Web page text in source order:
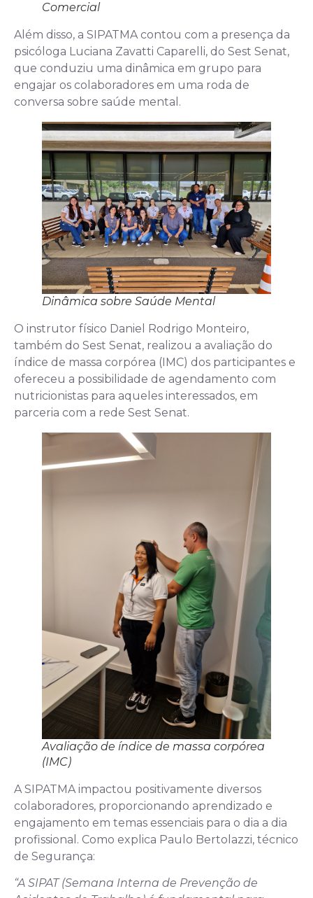
Comercial
Além disso, a SIPATMA contou com a presença da
psicóloga Luciana Zavatti Caparelli, do Sest Senat,
que conduziu uma dinâmica em grupo para
engajar os colaboradores em uma roda de
conversa sobre saúde mental.
Dinâmica sobre Saúde Mental
O instrutor físico Daniel Rodrigo Monteiro,
também do Sest Senat, realizou a avaliação do
índice de massa corpórea (IMC) dos participantes e
ofereceu a possibilidade de agendamento com
nutricionistas para aqueles interessados, em
parceria com a rede Sest Senat.
Avaliação de índice de massa corpórea
(IMC)
A SIPATMA impactou positivamente diversos
colaboradores, proporcionando aprendizado e
engajamento em temas essenciais para o dia a dia
profissional. Como explica Paulo Bertolazzi, técnico
de Segurança:
“A SIPAT (Semana Interna de Prevenção de